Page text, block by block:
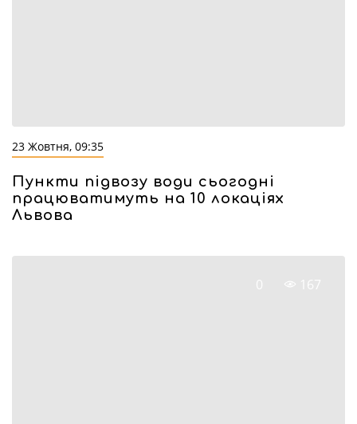
23 Жовтня, 09:35
Пункти підвозу води сьогодні
працюватимуть на 10 локаціях
Львова
0 167